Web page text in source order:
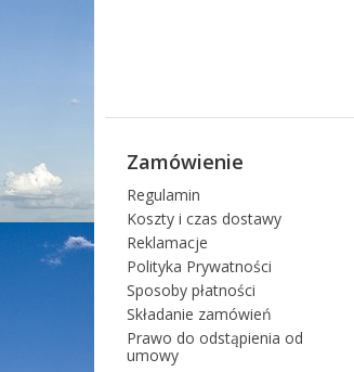
Zamówienie
Regulamin
Koszty i czas dostawy
Reklamacje
Polityka Prywatności
Sposoby płatności
Składanie zamówień
Prawo do odstąpienia od
umowy